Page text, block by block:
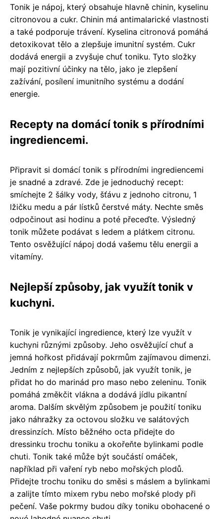
Tonik je nápoj, který obsahuje hlavně chinin, kyselinu
citronovou a cukr. Chinin má antimalarické vlastnosti
a také podporuje trávení. Kyselina citronová pomáhá
detoxikovat tělo a zlepšuje imunitní systém. Cukr
dodává energii a zvyšuje chuť toniku. Tyto složky
mají pozitivní účinky na tělo, jako je zlepšení
zažívání, posílení imunitního systému a dodání
energie.
Recepty na domácí tonik s přírodními
ingrediencemi.
Připravit si domácí tonik s přírodními ingrediencemi
je snadné a zdravé. Zde je jednoduchý recept:
smíchejte 2 šálky vody, šťávu z jednoho citronu, 1
lžičku medu a pár lístků čerstvé máty. Nechte směs
odpočinout asi hodinu a poté přeceďte. Výsledný
tonik můžete podávat s ledem a plátkem citronu.
Tento osvěžující nápoj dodá vašemu tělu energii a
vitamíny.
Nejlepší způsoby, jak využít tonik v
kuchyni.
Tonik je vynikající ingredience, který lze využít v
kuchyni různými způsoby. Jeho osvěžující chuť a
jemná hořkost přidávají pokrmům zajímavou dimenzi.
Jedním z nejlepších způsobů, jak využít tonik, je
přidat ho do marinád pro maso nebo zeleninu. Tonik
pomáhá změkčit vlákna a dodává jídlu pikantní
aroma. Dalším skvělým způsobem je použití toniku
jako náhražky za octovou složku ve salátových
dressinzích. Místo běžného octa přidejte do
dressinku trochu toniku a okořeňte bylinkami podle
chuti. Tonik také může být součástí omáček,
například při vaření ryb nebo mořských plodů.
Přidejte trochu toniku do směsi s máslem a bylinkami
a zalijte tímto mixem rybu nebo mořské plody při
pečení. Vaše pokrmy budou díky toniku obohacené o